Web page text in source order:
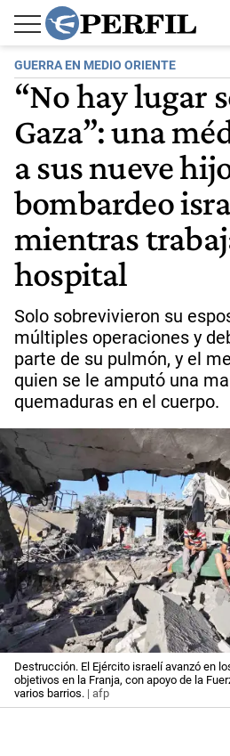
GUERRA EN MEDIO ORIENTE
“No hay lugar
Gaza”: una
a sus nueve
bombardeo
mientras
hospital
Solo sobrevivieron su
múltiples operaciones y
parte de su pulmón, y el
quien se le amputó una
quemaduras en el cuerpo.
Destrucción. El Ejército israelí avanzó en
objetivos en la Franja, con apoyo de la
varios barrios. | afp